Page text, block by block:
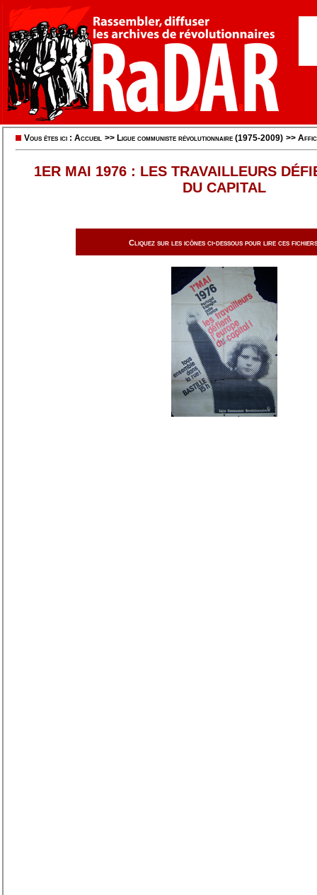
Vous êtes ici : Accueil >> Ligue communiste révolutionnaire (1975-2009) >>
1ER MAI 1976 : LES TRAVAILLEURS
DU CAPITAL
Cliquez sur les icônes ci-dessous pour lire ces